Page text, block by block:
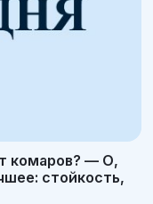
комаров? — О,
стойкость,